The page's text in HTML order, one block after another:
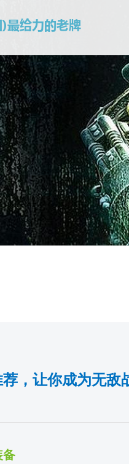
荐，让你成为无